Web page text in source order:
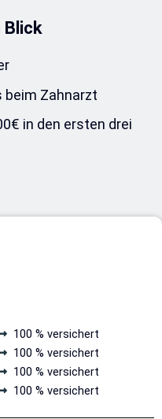
Blick
Zahnarzt
in den ersten drei
100 % versichert
100 % versichert
100 % versichert
100 % versichert